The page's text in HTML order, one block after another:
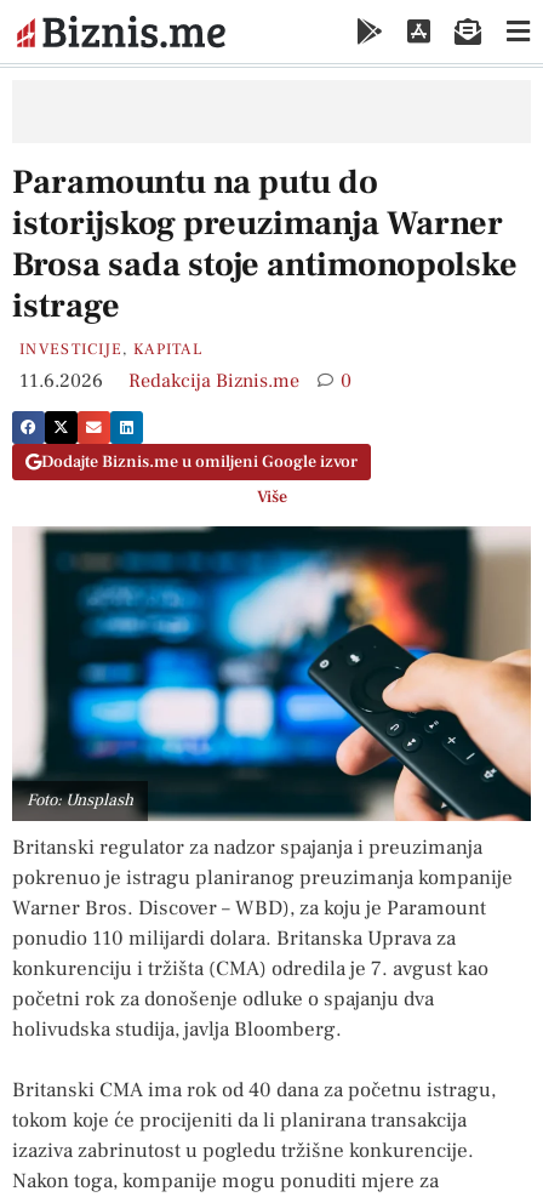
Paramountu na putu do
istorijskog preuzimanja Warner
Brosa sada stoje antimonopolske
istrage
INVESTICIJE, KAPITAL
11.6.2026 Redakcija Biznis.me 0
Dodajte Biznis.me u omiljeni Google izvor
Više
Foto: Unsplash
Britanski regulator za nadzor spajanja i preuzimanja
pokrenuo je istragu planiranog preuzimanja kompanije
Warner Bros. Discover – WBD), za koju je Paramount
ponudio 110 milijardi dolara. Britanska Uprava za
konkurenciju i tržišta (CMA) odredila je 7. avgust kao
početni rok za donošenje odluke o spajanju dva
holivudska studija, javlja Bloomberg.
Britanski CMA ima rok od 40 dana za početnu istragu,
tokom koje će procijeniti da li planirana transakcija
izaziva zabrinutost u pogledu tržišne konkurencije.
Nakon toga, kompanije mogu ponuditi mjere za